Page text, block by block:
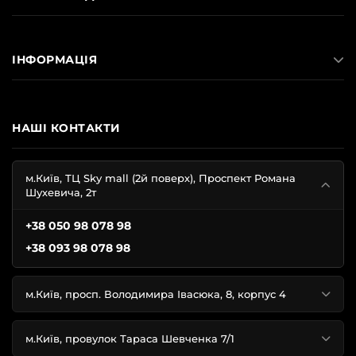
комусь просто посміхнулася вдача. Погодьтеся, що
3% – це мінімум. На нашому сайті можна знайти
пропозиції, які дешевші від початкової ціни на 68%!
Акції від Вікторія Сікрет охоплюють усі категорії
мереживні боді;
бюстгальтери;
трусики;
комплекти білизни;
куртки;
НАШІ КОНТАКТИ
м.Київ, ТЦ Sky mall (2й поверх), Проспект Романа
Шухевича, 2т
+38 050 98 078 98
+38 093 98 078 98
м.Київ, просп. Володимира Івасюка, 8, корпус 4
м.Київ, провулок Тараса Шевченка 7/1
ІНФОРМАЦІЯ